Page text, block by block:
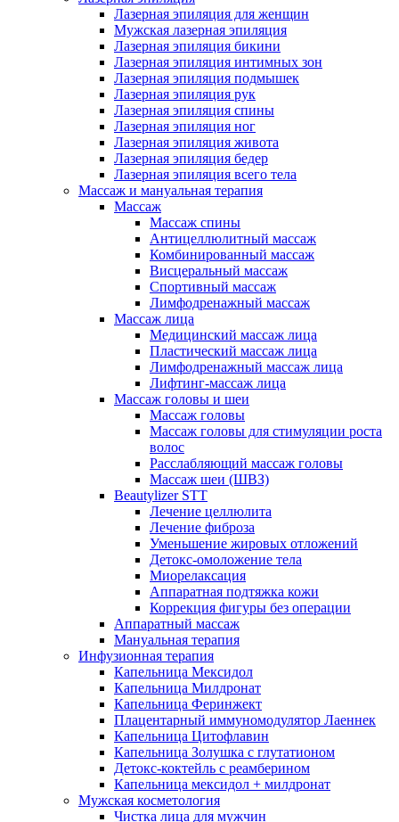
Лазерная эпиляция для женщин
Мужская лазерная эпиляция
Лазерная эпиляция бикини
Лазерная эпиляция интимных зон
Лазерная эпиляция подмышек
Лазерная эпиляция рук
Лазерная эпиляция спины
Лазерная эпиляция ног
Лазерная эпиляция живота
Лазерная эпиляция бедер
Лазерная эпиляция всего тела
Массаж и мануальная терапия
Массаж
Массаж спины
Антицеллюлитный массаж
Комбинированный массаж
Висцеральный массаж
Спортивный массаж
Лимфодренажный массаж
Массаж лица
Медицинский массаж лица
Пластический массаж лица
Лимфодренажный массаж лица
Лифтинг-массаж лица
Массаж головы и шеи
Массаж головы
Массаж головы для стимуляции роста
волос
Расслабляющий массаж головы
Массаж шеи (ШВЗ)
Beautylizer STT
Лечение целлюлита
Лечение фиброза
Уменьшение жировых отложений
Детокс-омоложение тела
Миорелаксация
Аппаратная подтяжка кожи
Коррекция фигуры без операции
Аппаратный массаж
Мануальная терапия
Инфузионная терапия
Капельница Мексидол
Капельница Милдронат
Капельница Феринжект
Плацентарный иммуномодулятор Лаеннек
Капельница Цитофлавин
Капельница Золушка с глутатионом
Детокс-коктейль с реамберином
Капельница мексидол + милдронат
Мужская косметология
Чистка лица для мужчин